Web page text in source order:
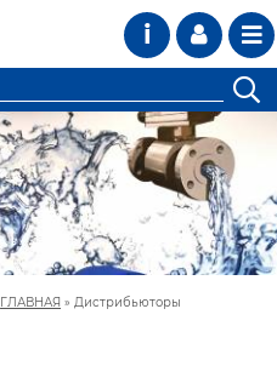
i
ГЛАВНАЯ » Дистрибьюторы